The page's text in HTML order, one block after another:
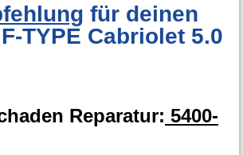
für deinen
TYPE Cabriolet 5.0
Reparatur: 5400-